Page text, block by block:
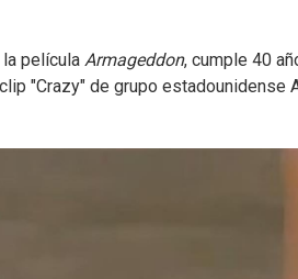
película Armageddon, cumple 40
"Crazy" de grupo estadounidense